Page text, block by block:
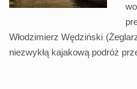
Włodzimierz Wędziński
niezwykłą kajakową podróż